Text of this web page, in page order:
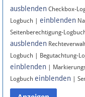
Facebook
Instagram
Anmelden
ausblenden Checkbox-
Logbuch | einblenden
Seitenberechtigung-
ausblenden
Logbuch | Begutachtung-
einblenden |
Logbuch einblenden |